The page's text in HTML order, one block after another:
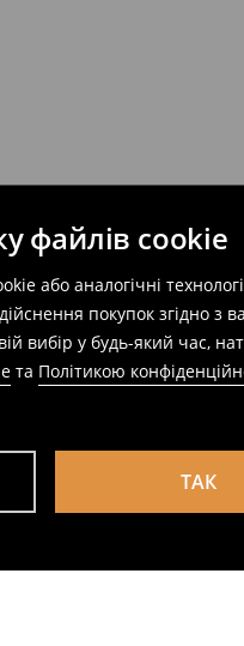
файлів cookie
або аналогічні
покупок згідно
вибір у будь-який час,
та Політикою
ТАК